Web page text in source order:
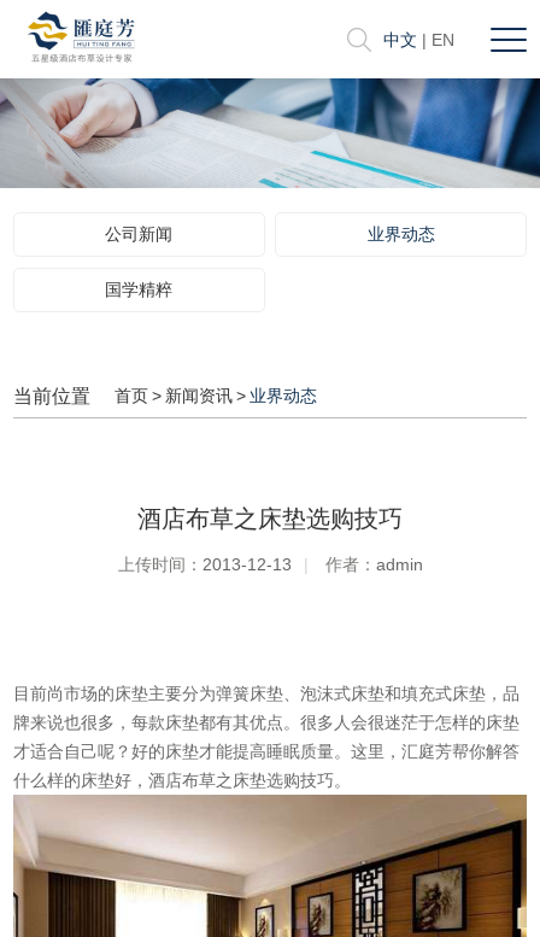
中文 | EN
公司新闻 业界动态
国学精粹
当前位置 首页 > 新闻资讯 > 业界动态
酒店布草之床垫选购技巧
上传时间： 2013-12-13 | 作者： admin
目前尚市场的床垫主要分为弹簧床垫、泡沫式床垫和填充式床垫，品
牌来说也很多，每款床垫都有其优点。很多人会很迷茫于怎样的床垫
才适合自己呢？好的床垫才能提高睡眠质量。这里，汇庭芳帮你解答
什么样的床垫好，酒店布草之床垫选购技巧。